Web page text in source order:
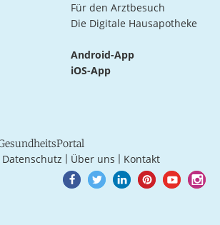
Für den Arztbesuch
Die Digitale Hausapotheke
Android-App
iOS-App
Datenschutz Über uns Kontakt